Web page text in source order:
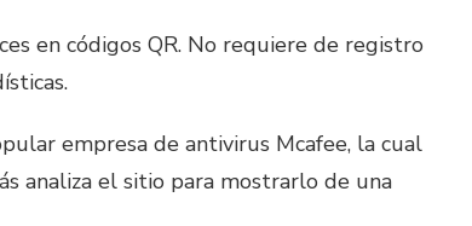
en códigos QR. No requiere de registro
empresa de antivirus Mcafee, la cual
analiza el sitio para mostrarlo de una